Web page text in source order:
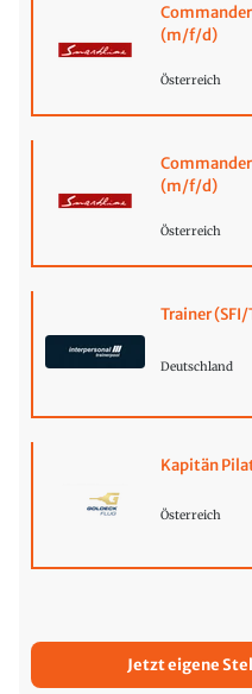
(m/f/d)
Österreich
(m/f/d)
Österreich
Trainer
Deutschland
Kapitän
Österreich
Jetzt eigene